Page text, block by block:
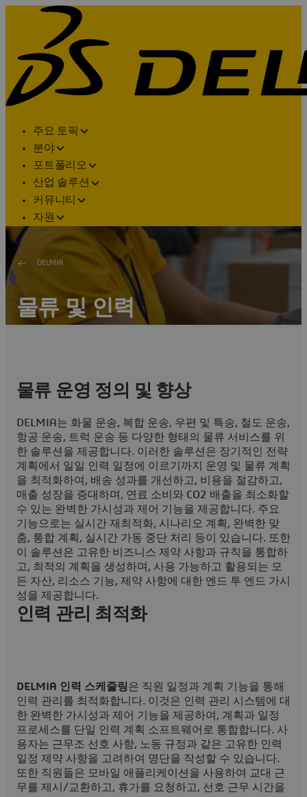
주요 토픽
분야
포트폴리오
산업 솔루션
커뮤니티
자원
DELMIA
물류 및 인력
DELMIA 글로벌 운영 커뮤니티 방문
물류 운영 정의 및 향상
DELMIA는 화물 운송, 복합 운송, 우편 및 특송, 철도 운송,
항공 운송, 트럭 운송 등 다양한 형태의 물류 서비스를 위
한 솔루션을 제공합니다. 이러한 솔루션은 장기적인 전략
계획에서 일일 인력 일정에 이르기까지 운영 및 물류 계획
을 최적화하여, 배송 성과를 개선하고, 비용을 절감하고,
매출 성장을 증대하며, 연료 소비와 CO2 배출을 최소화할
수 있는 완벽한 가시성과 제어 기능을 제공합니다. 주요
기능으로는 실시간 재최적화, 시나리오 계획, 완벽한 맞
춤, 통합 계획, 실시간 가동 중단 처리 등이 있습니다. 또한
이 솔루션은 고유한 비즈니스 제약 사항과 규칙을 통합하
고, 최적의 계획을 생성하며, 사용 가능하고 활용되는 모
든 자산, 리소스 기능, 제약 사항에 대한 엔드 투 엔드 가시
성을 제공합니다.
인력 관리 최적화
DELMIA 인력 스케줄링은 직원 일정과 계획 기능을 통해
인력 관리를 최적화합니다. 이것은 인력 관리 시스템에 대
한 완벽한 가시성과 제어 기능을 제공하여, 계획과 일정
프로세스를 단일 인력 계획 소프트웨어로 통합합니다. 사
용자는 근무조 선호 사항, 노동 규정과 같은 고유한 인력
일정 제약 사항을 고려하여 명단을 작성할 수 있습니다.
또한 직원들은 모바일 애플리케이션을 사용하여 교대 근
무를 제시/교환하고, 휴가를 요청하고, 선호 근무 시간을